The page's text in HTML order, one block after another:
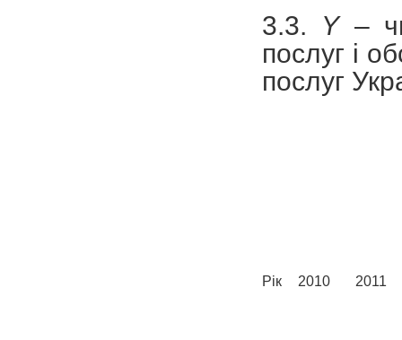
3.3. Y–
послуг і
послуг
Рік 2010 2011